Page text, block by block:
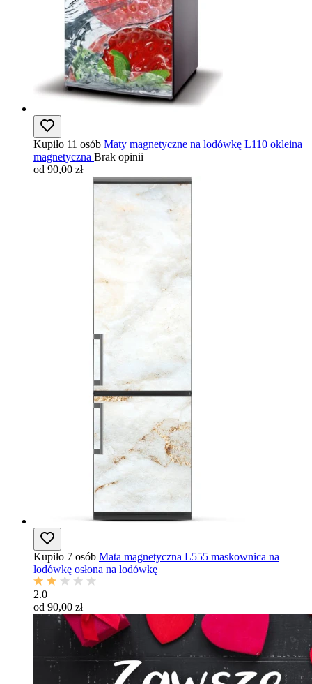
Kupiło 11 osób Maty magnetyczne na lodówkę L110 okleina
magnetyczna Brak opinii
od 90,00 zł
Kupiło 7 osób Mata magnetyczna L555 maskownica na
lodówkę osłona na lodówkę
2.0
od 90,00 zł